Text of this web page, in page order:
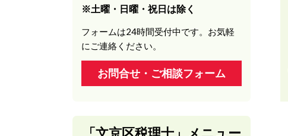
※土曜・日曜・祝日は除く
フォームは24時間受付中です。お気軽
にご連絡ください。
お問合せ・ご相談フォーム
「文京区税理士」メニュー